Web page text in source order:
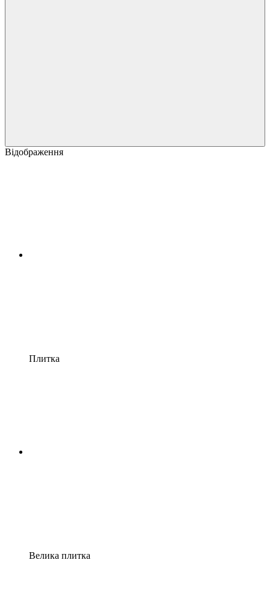
Відображення
Плитка
Велика плитка